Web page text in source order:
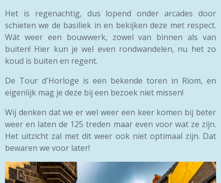
Het is regenachtig, dus lopend onder arcades door
schieten we de basiliek in en bekijken deze met respect.
Wát weer een bouwwerk, zowel van binnen als van
buiten! Hier kun je wel even rondwandelen, nu het zo
koud is buiten en regent.
De Tour d'Horloge is een bekende toren in Riom, en
eigenlijk mag je deze bij een bezoek niet missen!
Wij denken dat we er wel weer een keer komen bij beter
weer en laten de 125 treden maar even voor wat ze zijn.
Het uitzicht zal met dit weer ook niet optimaal zijn. Dat
bewaren we voor later!